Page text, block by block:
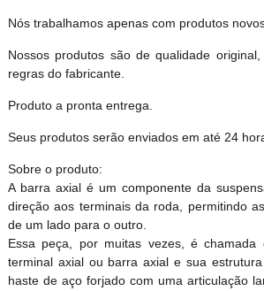
Nós trabalhamos apenas com produtos
Nossos produtos são de qualidade
regras do fabricante.
Produto a pronta entrega.
Seus produtos serão enviados em até 24
Sobre o produto:
A barra axial é um componente da
direção aos terminais da roda, permitindo
de um lado para o outro.
Essa peça, por muitas vezes, é chamada
terminal axial ou barra axial e sua
haste de aço forjado com uma articulação